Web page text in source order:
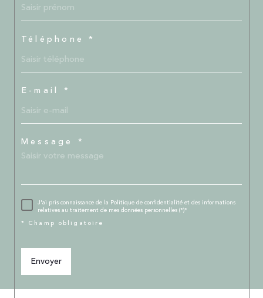
Téléphone *
E-mail *
Message *
J'ai pris connaissance de la Politique de confidentialité et des informations
relatives au traitement de mes données personnelles (*)*
* Champ obligatoire
Envoyer